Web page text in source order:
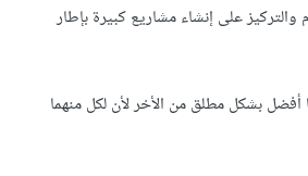
على إنشاء مشاريع كبيرة بإطار
أفضل بشكل مطلق من الأخر لأن لكل منهما